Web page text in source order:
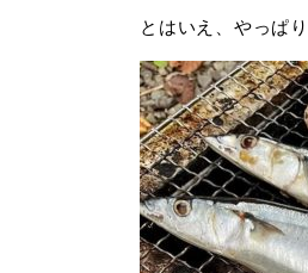
とはいえ、やっぱ